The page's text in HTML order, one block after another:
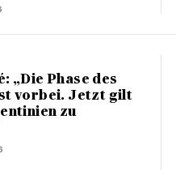
„Die Phase des
vorbei. Jetzt gilt
zu